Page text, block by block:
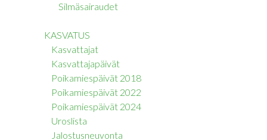
Silmäsairaudet
KASVATUS
Kasvattajat
Kasvattajapäivät
Poikamiespäivät 2018
Poikamiespäivät 2022
Poikamiespäivät 2024
Uroslista
Jalostusneuvonta